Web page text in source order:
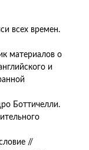
всех времен.
материалов о
и
Боттичелли.
//